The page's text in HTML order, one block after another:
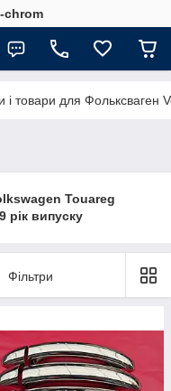
chrom
і товари для Фольксваген
Touareg
рік випуску
Фільтри